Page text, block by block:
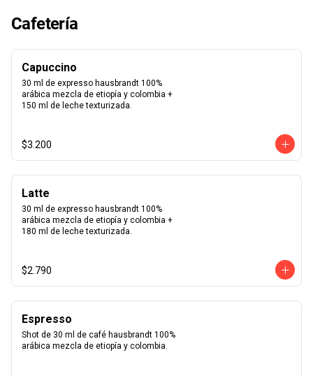
caramelo, chocolate intenso 70%,
rosa, vainilla madagascar. Surtido de
tus 12 macarons puedes especificarlo
en los comentarios durante el pago
(sujeto a disponibilidad de stock).
Cafetería
Capuccino
30 ml de expresso hausbrandt 100%
arábica mezcla de etiopía y colombia +
150 ml de leche texturizada.
$3.200
Latte
30 ml de expresso hausbrandt 100%
arábica mezcla de etiopía y colombia +
180 ml de leche texturizada.
$2.790
Espresso
Shot de 30 ml de café hausbrandt 100%
arábica mezcla de etiopía y colombia.